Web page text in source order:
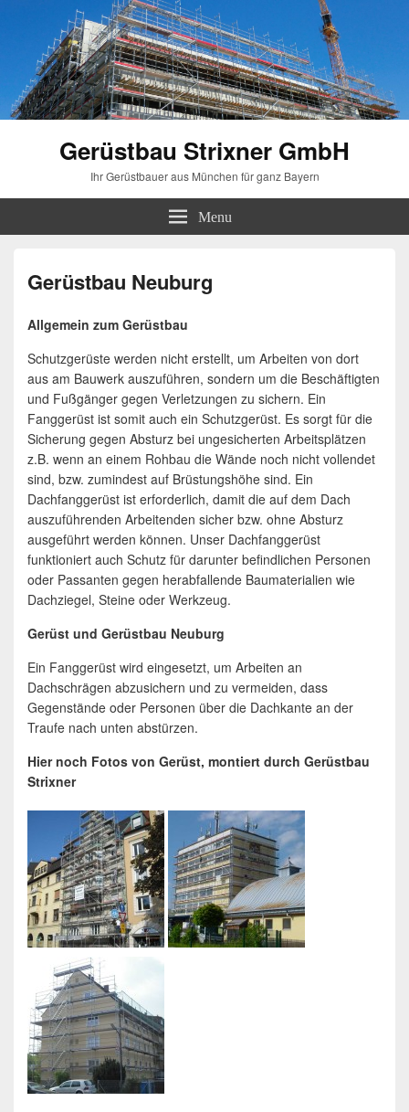
Gerüstbau Strixner GmbH
Ihr Gerüstbauer aus München für ganz Bayern
Menu
Gerüstbau Neuburg
Allgemein zum Gerüstbau
Schutzgerüste werden nicht erstellt, um Arbeiten von dort
aus am Bauwerk auszuführen, sondern um die Beschäftigten
und Fußgänger gegen Verletzungen zu sichern. Ein
Fanggerüst ist somit auch ein Schutzgerüst. Es sorgt für die
Sicherung gegen Absturz bei ungesicherten Arbeitsplätzen
z.B. wenn an einem Rohbau die Wände noch nicht vollendet
sind, bzw. zumindest auf Brüstungshöhe sind. Ein
Dachfanggerüst ist erforderlich, damit die auf dem Dach
auszuführenden Arbeitenden sicher bzw. ohne Absturz
ausgeführt werden können. Unser Dachfanggerüst
funktioniert auch Schutz für darunter befindlichen Personen
oder Passanten gegen herabfallende Baumaterialien wie
Dachziegel, Steine oder Werkzeug.
Gerüst und Gerüstbau Neuburg
Ein Fanggerüst wird eingesetzt, um Arbeiten an
Dachschrägen abzusichern und zu vermeiden, dass
Gegenstände oder Personen über die Dachkante an der
Traufe nach unten abstürzen.
Hier noch Fotos von Gerüst, montiert durch Gerüstbau
Strixner